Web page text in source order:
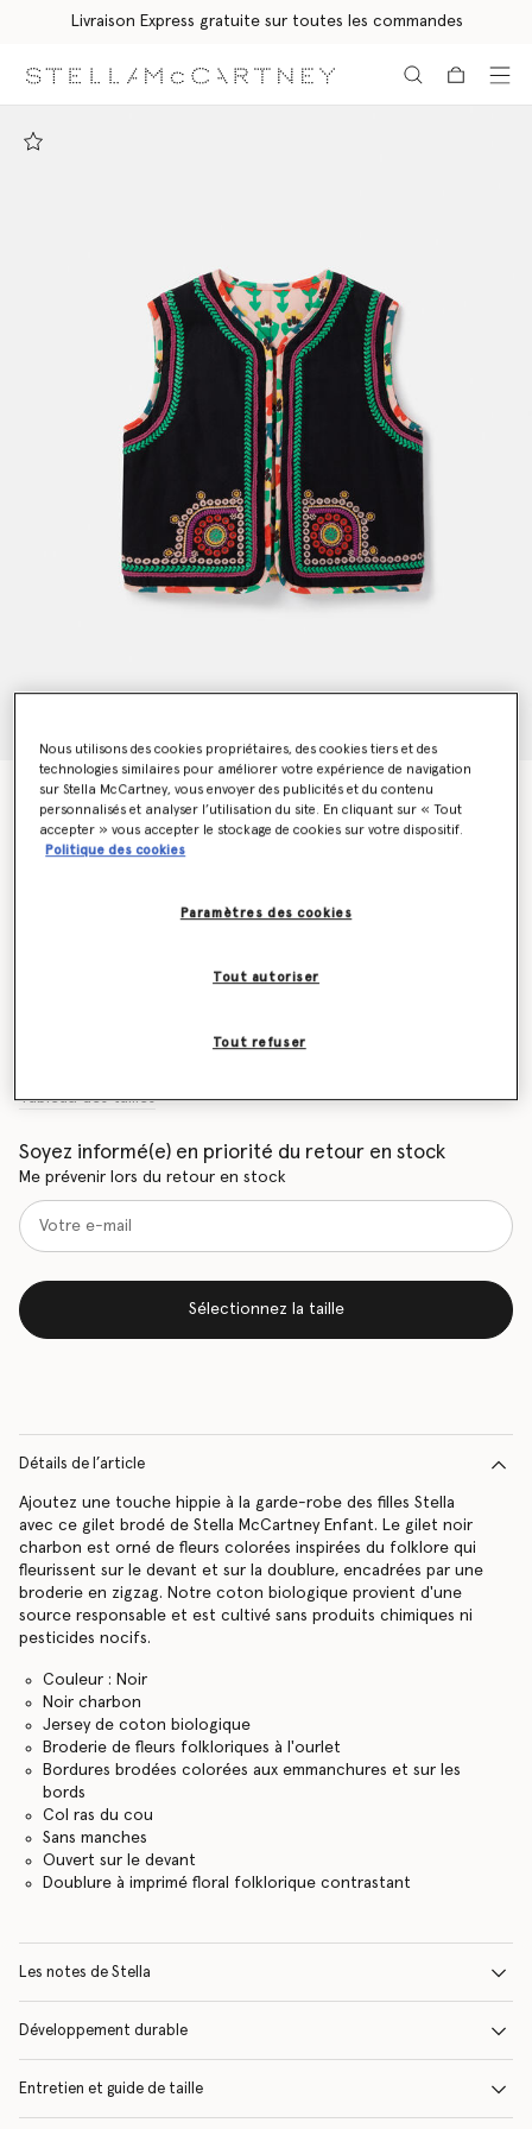
Livraison Express gratuite sur toutes les commandes
Gilet sans manches avec broderie fleur folklorique
€170.00
Noir charbon
Tableau des tailles
Soyez informé(e) en priorité du retour en stock
Me prévenir lors du retour en stock
Sélectionnez la taille
Détails de l’article
Ajoutez une touche hippie à la garde-robe des filles Stella
avec ce gilet brodé de Stella McCartney Enfant. Le gilet noir
charbon est orné de fleurs colorées inspirées du folklore qui
fleurissent sur le devant et sur la doublure, encadrées par une
broderie en zigzag. Notre coton biologique provient d'une
source responsable et est cultivé sans produits chimiques ni
pesticides nocifs.
Couleur : Noir
Noir charbon
Jersey de coton biologique
Broderie de fleurs folkloriques à l'ourlet
Bordures brodées colorées aux emmanchures et sur les
bords
Col ras du cou
Sans manches
Ouvert sur le devant
Doublure à imprimé floral folklorique contrastant
Les notes de Stella
Développement durable
Entretien et guide de taille
Nous utilisons des cookies propriétaires, des cookies tiers et des
technologies similaires pour améliorer votre expérience de navigation
sur Stella McCartney, vous envoyer des publicités et du contenu
personnalisés et analyser l’utilisation du site. En cliquant sur « Tout
accepter » vous accepter le stockage de cookies sur votre dispositif.
Politique des cookies
Paramètres des cookies
Tout refuser
Tout autoriser